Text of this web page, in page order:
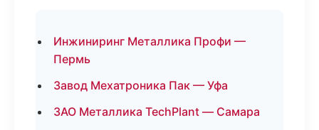
Инжиниринг Металлика Профи —
Пермь
Завод Мехатроника Пак — Уфа
ЗАО Металлика TechPlant — Самара